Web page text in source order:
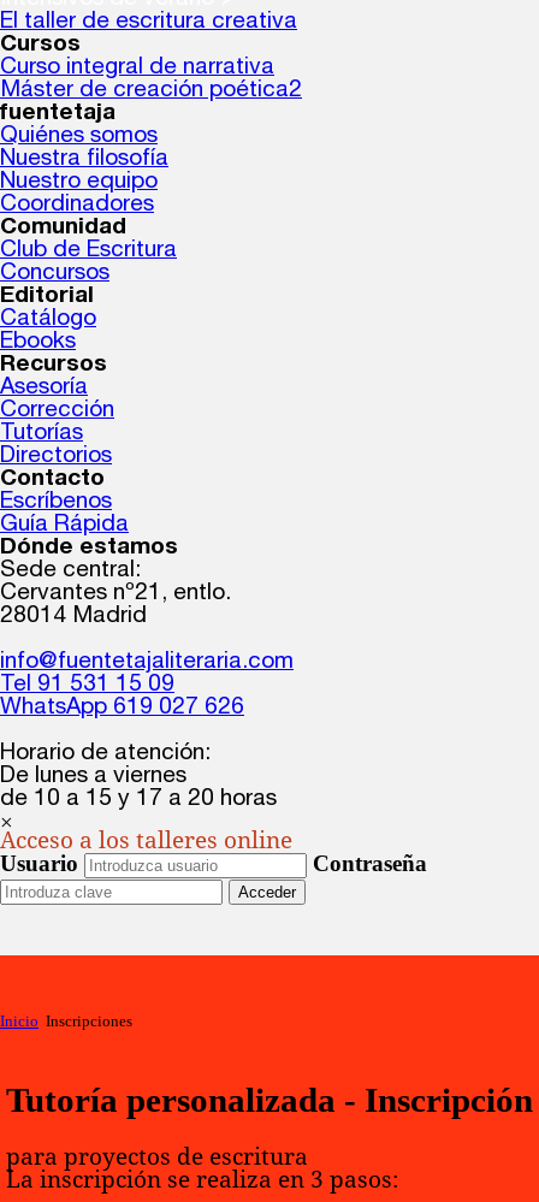
El taller de escritura creativa
Cursos
Curso integral de narrativa
Máster de creación poética2
fuentetaja
Quiénes somos
Nuestra filosofía
Nuestro equipo
Coordinadores
Comunidad
Club de Escritura
Concursos
Editorial
Catálogo
Ebooks
Recursos
Asesoría
Corrección
Tutorías
Directorios
Contacto
Escríbenos
Guía Rápida
Dónde estamos
Sede central:
Cervantes nº21, entlo.
28014 Madrid
info@fuentetajaliteraria.com
Tel 91 531 15 09
WhatsApp 619 027 626
Horario de atención:
De lunes a viernes
de 10 a 15 y 17 a 20 horas
×
Acceso a los talleres online
Usuario Contraseña
Acceder
Inicio Inscripciones
Tutoría personalizada - Inscripción
para proyectos de escritura
La inscripción se realiza en 3 pasos: